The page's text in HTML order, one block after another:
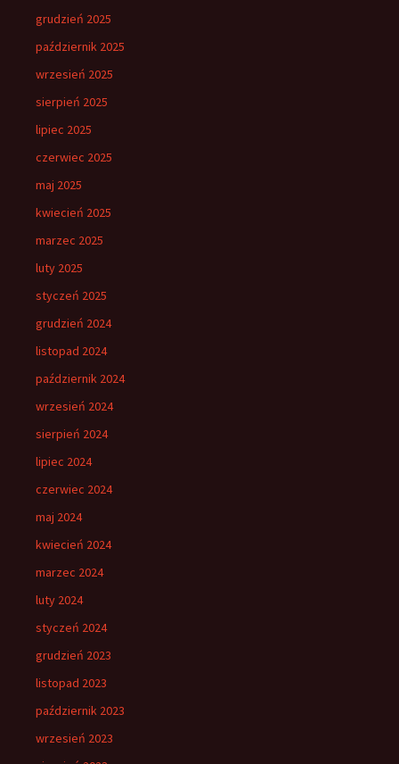
grudzień 2025
październik 2025
wrzesień 2025
sierpień 2025
lipiec 2025
czerwiec 2025
maj 2025
kwiecień 2025
marzec 2025
luty 2025
styczeń 2025
grudzień 2024
listopad 2024
październik 2024
wrzesień 2024
sierpień 2024
lipiec 2024
czerwiec 2024
maj 2024
kwiecień 2024
marzec 2024
luty 2024
styczeń 2024
grudzień 2023
listopad 2023
październik 2023
wrzesień 2023